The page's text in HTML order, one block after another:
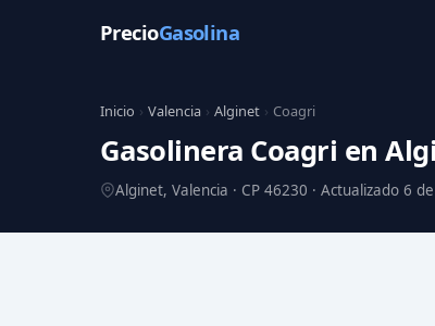
PrecioGasolina
Inicio › Valencia › Alginet › Coagri
Gasolinera Coagri en
Alginet, Valencia · CP 46230 · Actualizado 6